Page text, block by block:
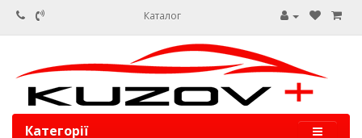
Каталог
Категорії